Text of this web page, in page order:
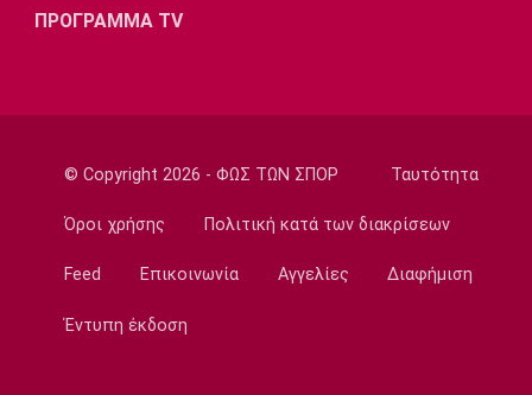
Ίντερ
Ντόρτμουντ
Ζερμέν
Ερυθρός
ΠΡΟΓΡΑΜΜΑ TV
© Copyright 2026 - ΦΩΣ ΤΩΝ ΣΠΟΡ Ταυτότητα
Όροι χρήσης Πολιτική κατά των διακρίσεων
Feed Επικοινωνία Αγγελίες Διαφήμιση
Έντυπη έκδοση